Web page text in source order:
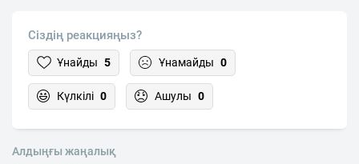
Сіздің реакцияңыз?
Ұнайды 5 Ұнамайды 0
Күлкілі 0 Ашулы 0
Алдыңғы жаңалық